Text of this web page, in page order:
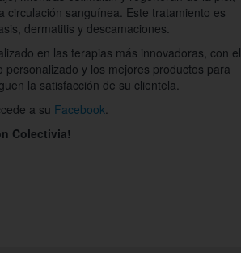
circulación sanguínea. Este tratamiento es
dermatitis y descamaciones.
en las terapias más innovadoras, con el
y los mejores productos para
la satisfacción de su clientela.
a su Facebook.
Colectivia!